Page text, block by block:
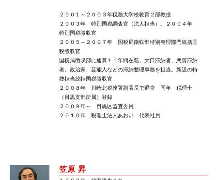
２００１～２００３年税務大学校教育２部教授
２００３年 特別国税調査官（法人担当）、２００４年
特別国税徴収官
２００５～２００７年 国税局徴収部特別整理部門統括国
税徴収官
国税局徴収部に通算１１年間在籍、大口滞納者、悪質滞納
者、政治家、芸能人などの滞納整理事務を担当。新設の特
捜担当統括国税徴収官
２００８年 川崎北税務署副署長で退官 同年 税理士
（目黒支部所属）登録
２００９年～ 目黒区監査委員
２０１０年 税理士法人あおい 代表社員
笠原 昇